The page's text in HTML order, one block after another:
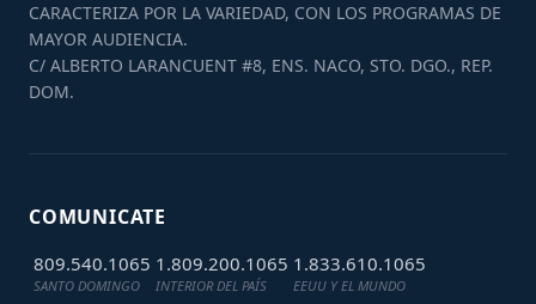
CARACTERIZA POR LA VARIEDAD, CON LOS PROGRAMAS DE
MAYOR AUDIENCIA.
C/ ALBERTO LARANCUENT #8, ENS. NACO, STO. DGO., REP.
DOM.
COMUNICATE
809.540.1065
SANTO DOMINGO
1.809.200.1065
INTERIOR DEL PAÍS
1.833.610.1065
EEUU Y EL MUNDO